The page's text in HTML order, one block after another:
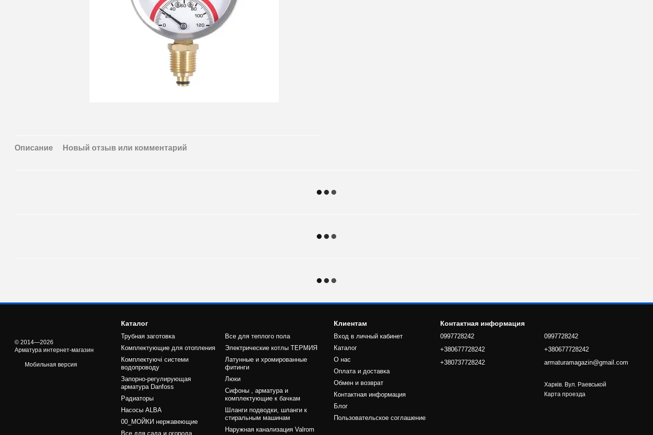
Описание Новый отзыв или комментарий
© 2014—2026
Арматура интернет-магазин
Мобильная версия
Каталог
Трубная заготовка
Комплектующие для отопления
Комплектуючі системи
водопроводу
Запорно-регулирующая
арматура Danfoss
Радиаторы
Насосы ALBA
00_МОЙКИ нержавеющие
Все для сада и огорода
Все для теплого пола
Электрические котлы ТЕРМИЯ
Латунные и хромированные
фитинги
Люки
Сифоны , арматура и
комплектующие к бачкам
Шланги подводки, шланги к
стиральным машинам
Наружная канализация Valrom
Клиентам
Вход в личный кабинет
Каталог
О нас
Оплата и доставка
Обмен и возврат
Контактная информация
Блог
Пользовательское соглашение
Контактная информация
0997728242
+380677728242
+380737728242
0997728242
+380677728242
armaturamagazin@gmail.com
Харків. Вул. Раевськой
Карта проезда